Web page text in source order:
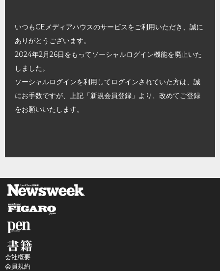
いつもCEメディアハウスのサービスをご利用いただき、誠に
ありがとうございます。
2024年2月26日をもってソーシャルログイン機能を廃止いた
しました。
ソーシャルログインを利用してログインされていた方は、誠
にお手数ですが、上記「新規会員登録」より、改めてご登録
をお願いいたします。
会社概要
会員規約